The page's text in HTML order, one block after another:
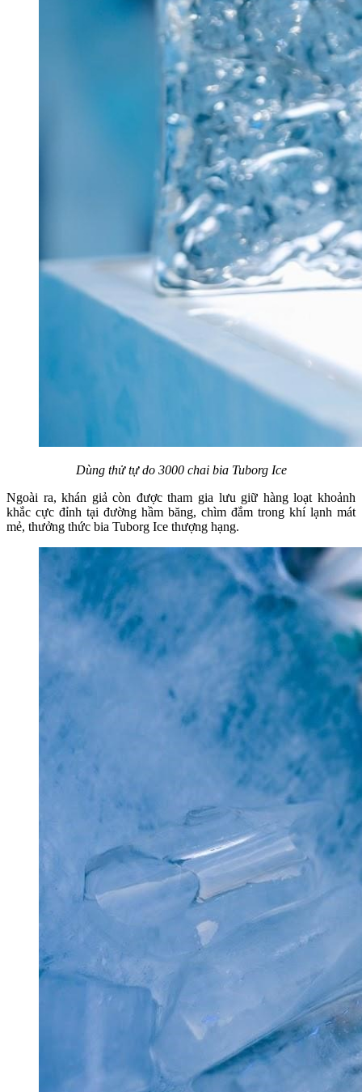
Dùng thử tự do 3000 chai bia Tuborg Ice
Ngoài ra, khán giả còn được tham gia lưu giữ hàng loạt khoảnh
khắc cực đỉnh tại đường hầm băng, chìm đắm trong khí lạnh mát
mẻ, thưởng thức bia Tuborg Ice thượng hạng.